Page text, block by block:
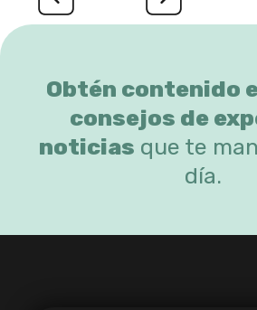
Obtén contenido
consejos de
noticias que te
día.